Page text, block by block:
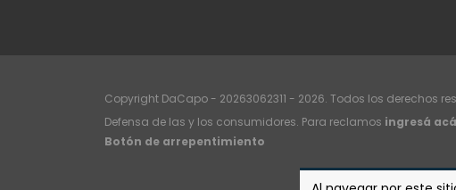
Copyright DaCapo - 20263062311 - 2026. Todos los derechos
Defensa de las y los consumidores. Para reclamos ingresá
Botón de arrepentimiento